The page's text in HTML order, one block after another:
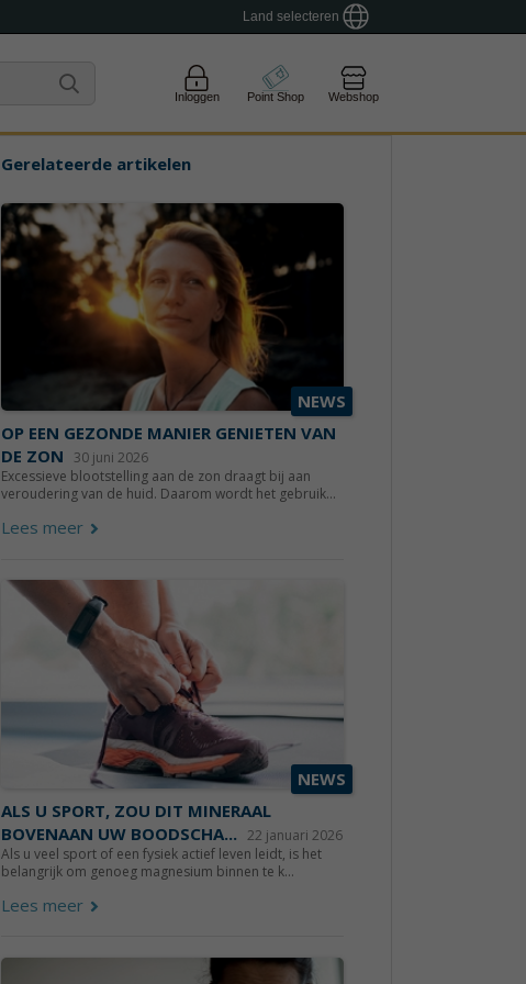
Land selecteren
Inloggen Point Shop Webshop
Gerelateerde artikelen
NEWS
OP EEN GEZONDE MANIER GENIETEN VAN
DE ZON
30 juni 2026
Excessieve blootstelling aan de zon draagt bij aan
veroudering van de huid. Daarom wordt het gebruik...
Lees meer
NEWS
ALS U SPORT, ZOU DIT MINERAAL
BOVENAAN UW BOODSCHA... 22 januari 2026
Als u veel sport of een fysiek actief leven leidt, is het
belangrijk om genoeg magnesium binnen te k...
Lees meer